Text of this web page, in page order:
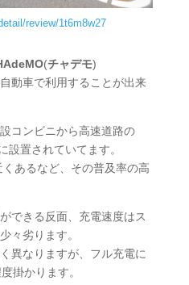
review/1t6m8w27
(チャデモ)
動車で利用することが出来
コンビニから高速道路の
設置されていてます。
あるなど、その普及率の高
できる反面、充電速度はス
々劣ります。
異なりますが、フル充電に
掛かります。